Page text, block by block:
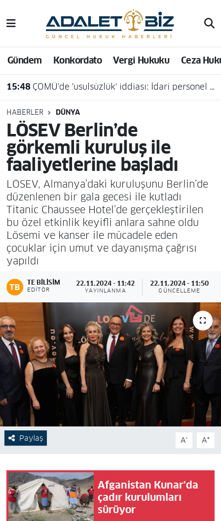
Gündem Konkordato Vergi Hukuku Ceza
15:48 ÇOMÜ'de 'usulsüzlük' iddiası: İdari personel açığa alındı
HABERLER DÜNYA
LÖSEV Berlin’de
görkemli kuruluş ile
faaliyetlerine başladı
LÖSEV, Almanya’daki kuruluşunu Berlin’de
düzenlenen bir gala gecesi ile kutladı
Titanic Chaussee Hotel’de gerçekleştirilen
bu özel etkinlik keyifli anlara sahne oldu
Lösemi ve kanser ile mücadele eden
çocuklar için umut ve dayanışma çağrısı
yapıldı
TE BILISIM
EDITÖR
22.11.2024 - 11:42
YAYINLANMA
22.11.2024 - 11:50
GÜNCELLEME
Paylaş A- A+
Afganistan Kunar'da
çadır kurulumları
sürüyor
Hava Durumu
Trafik Durumu
Süper Lig Puan Durumu ve Fikstür
Tüm Manşetler
Son Dakika Haberleri
Haber Arşivi